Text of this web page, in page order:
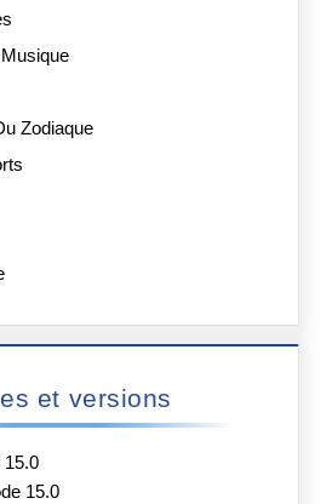
Zodiaque
et versions
15.0
15.0